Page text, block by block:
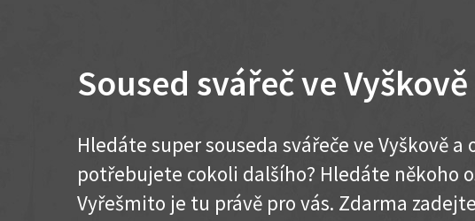
Soused svářeč ve Vyškově
Hledáte super souseda svářeče ve Vyškově a
potřebujete cokoli dalšího? Hledáte někoho
Vyřešmito je tu právě pro vás. Zdarma